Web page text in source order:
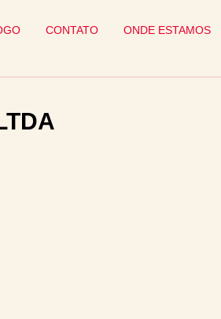
CONTATO ONDE ESTAMOS